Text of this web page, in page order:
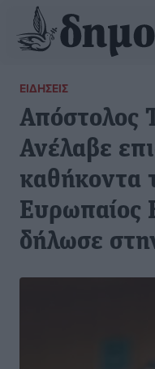
ΕΙΔΉΣΕΙΣ
Απόστολος
Ανέλαβε
καθήκοντα
Ευρωπαίος
δήλωσε